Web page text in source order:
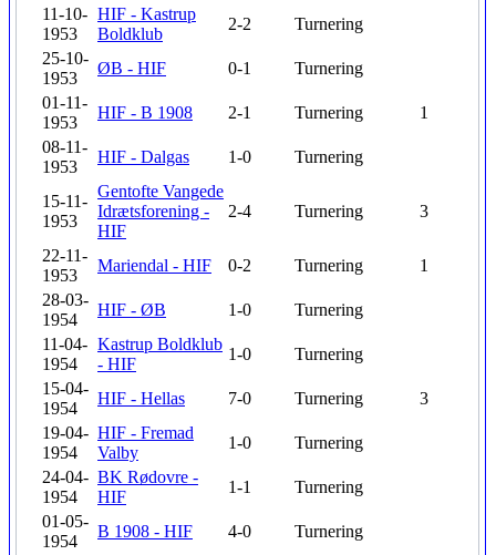
11-10-
1953
HIF - Kastrup
Boldklub
2-2
Turnering
25-10-
1953
ØB - HIF 0-1
Turnering
01-11-
1953
HIF - B 1908 2-1 Turnering
1
08-11-
1953
HIF - Dalgas 1-0 Turnering
15-11-
1953
Gentofte Vangede
Idrætsforening -
HIF
2-4 Turnering 3
22-11-
1953
Mariendal - HIF 0-2 Turnering
1
28-03-
1954
HIF - ØB 1-0
Turnering
11-04-
1954
Kastrup Boldklub
- HIF
1-0
Turnering
15-04-
1954
HIF - Hellas 7-0 Turnering
3
19-04-
1954
HIF - Fremad
Valby
1-0
Turnering
24-04-
1954
BK Rødovre -
HIF
1-1
Turnering
01-05-
1954
B 1908 - HIF 4-0
Turnering